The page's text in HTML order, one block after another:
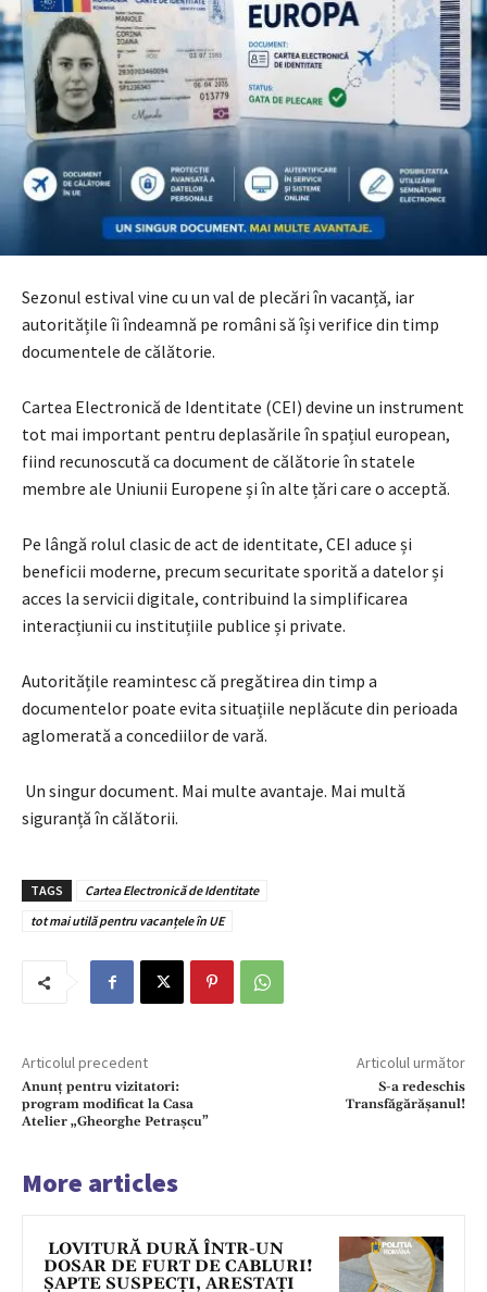
Sezonul estival vine cu un val de plecări în vacanță, iar
autoritățile îi îndeamnă pe români să își verifice din timp
documentele de călătorie.
Cartea Electronică de Identitate (CEI) devine un instrument
tot mai important pentru deplasările în spațiul european,
fiind recunoscută ca document de călătorie în statele
membre ale Uniunii Europene și în alte țări care o acceptă.
Pe lângă rolul clasic de act de identitate, CEI aduce și
beneficii moderne, precum securitate sporită a datelor și
acces la servicii digitale, contribuind la simplificarea
interacțiunii cu instituțiile publice și private.
Autoritățile reamintesc că pregătirea din timp a
documentelor poate evita situațiile neplăcute din perioada
aglomerată a concediilor de vară.
Un singur document. Mai multe avantaje. Mai multă
siguranță în călătorii.
TAGS
Cartea Electronică de Identitate
tot mai utilă pentru vacanțele în UE
Articolul precedent
Anunț pentru vizitatori:
program modificat la Casa
Atelier „Gheorghe Petrașcu”
Articolul următor
S-a redeschis
Transfăgărășanul!
More articles
LOVITURĂ DURĂ ÎNTR-UN
DOSAR DE FURT DE CABLURI!
ȘAPTE SUSPECȚI, ARESTAȚI